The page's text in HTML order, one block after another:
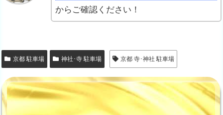
からご確認ください！
京都 駐車場 神社･寺 駐車場 京都 寺･神社 駐車場